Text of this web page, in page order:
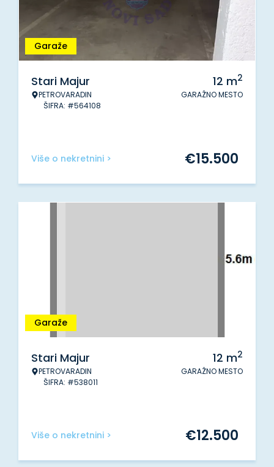
Garaže
Stari Majur
PETROVARADIN
ŠIFRA: #564108
12 m2
GARAŽNO MESTO
Više o nekretnini > €15.500
Garaže
Stari Majur
PETROVARADIN
ŠIFRA: #538011
12 m2
GARAŽNO MESTO
Više o nekretnini > €12.500